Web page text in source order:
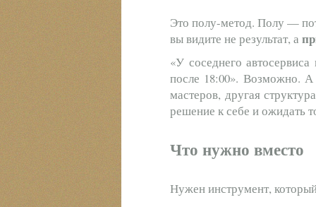
Это полу-метод. Полу —
вы видите не результат, а
«У соседнего
после 18:00». Возможно.
мастеров, другая
решение к себе и ожидать
Что нужно вместо
Нужен инструмент,